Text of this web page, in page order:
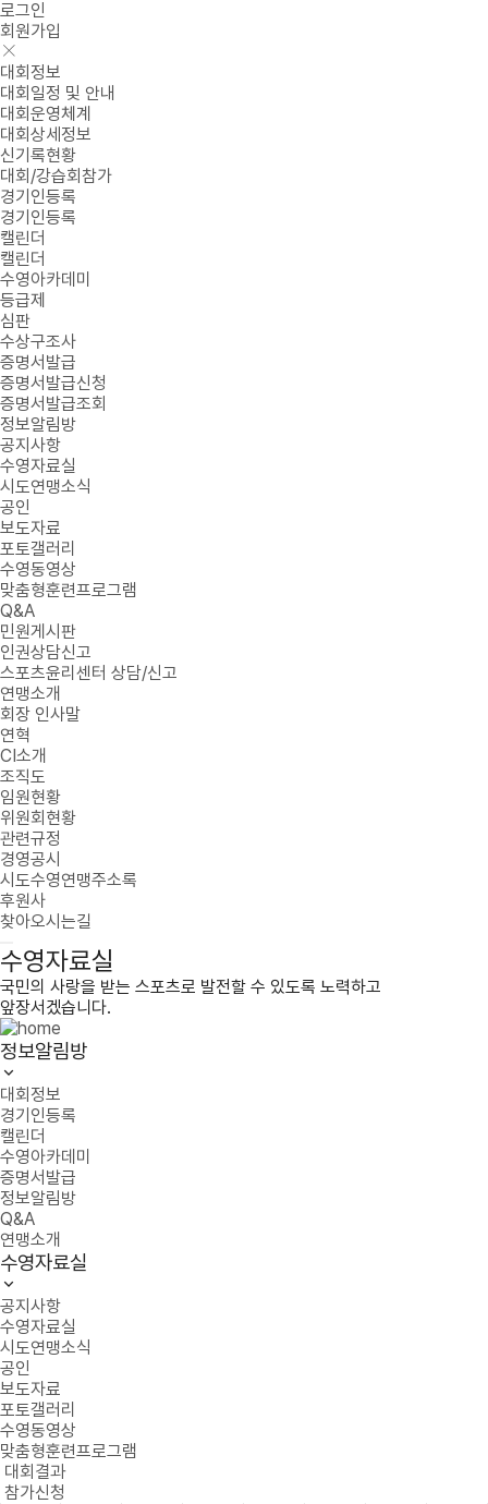
로그인
회원가입
대회정보
대회일정 및 안내
대회운영체계
대회상세정보
신기록현황
대회/강습회참가
경기인등록
경기인등록
캘린더
캘린더
수영아카데미
등급제
심판
수상구조사
증명서발급
증명서발급신청
증명서발급조회
정보알림방
공지사항
수영자료실
시도연맹소식
공인
보도자료
포토갤러리
수영동영상
맞춤형훈련프로그램
Q&A
민원게시판
인권상담신고
스포츠윤리센터 상담/신고
연맹소개
회장 인사말
연혁
CI소개
조직도
임원현황
위원회현황
관련규정
경영공시
시도수영연맹주소록
후원사
찾아오시는길
수영자료실
국민의 사랑을 받는 스포츠로 발전할 수 있도록 노력하고
앞장서겠습니다.
정보알림방
대회정보
경기인등록
캘린더
수영아카데미
증명서발급
정보알림방
Q&A
연맹소개
수영자료실
공지사항
수영자료실
시도연맹소식
공인
보도자료
포토갤러리
수영동영상
맞춤형훈련프로그램
대회결과
참가신청